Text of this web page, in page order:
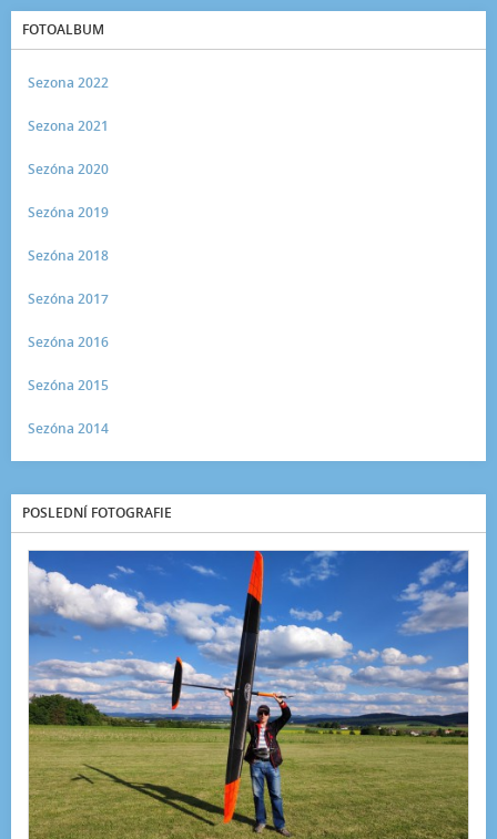
FOTOALBUM
Sezona 2022
Sezona 2021
Sezóna 2020
Sezóna 2019
Sezóna 2018
Sezóna 2017
Sezóna 2016
Sezóna 2015
Sezóna 2014
POSLEDNÍ FOTOGRAFIE